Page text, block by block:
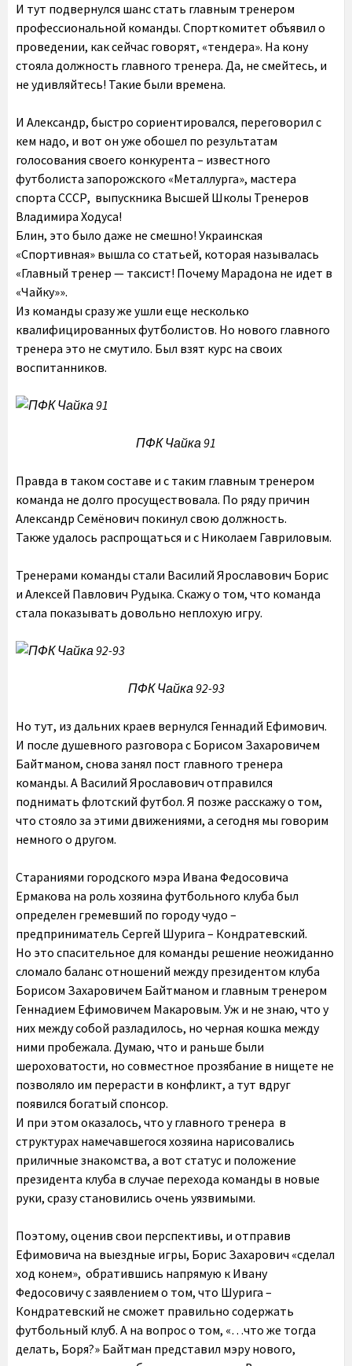
И тут подвернулся шанс стать главным тренером
профессиональной команды. Спорткомитет объявил о
проведении, как сейчас говорят, «тендера». На кону
стояла должность главного тренера. Да, не смейтесь, и
не удивляйтесь! Такие были времена.
И Александр, быстро сориентировался, переговорил с
кем надо, и вот он уже обошел по результатам
голосования своего конкурента – известного
футболиста запорожского «Металлурга», мастера
спорта СССР, выпускника Высшей Школы Тренеров
Владимира Ходуса!
Блин, это было даже не смешно! Украинская
«Спортивная» вышла со статьей, которая называлась
«Главный тренер — таксист! Почему Марадона не идет в
«Чайку»».
Из команды сразу же ушли еще несколько
квалифицированных футболистов. Но нового главного
тренера это не смутило. Был взят курс на своих
воспитанников.
ПФК Чайка 91
Правда в таком составе и с таким главным тренером
команда не долго просуществовала. По ряду причин
Александр Семёнович покинул свою должность.
Также удалось распрощаться и с Николаем Гавриловым.
Тренерами команды стали Василий Ярославович Борис
и Алексей Павлович Рудыка. Скажу о том, что команда
стала показывать довольно неплохую игру.
ПФК Чайка 92-93
Но тут, из дальних краев вернулся Геннадий Ефимович.
И после душевного разговора с Борисом Захаровичем
Байтманом, снова занял пост главного тренера
команды. А Василий Ярославович отправился
поднимать флотский футбол. Я позже расскажу о том,
что стояло за этими движениями, а сегодня мы говорим
немного о другом.
Стараниями городского мэра Ивана Федосовича
Ермакова на роль хозяина футбольного клуба был
определен гремевший по городу чудо –
предприниматель Сергей Шурига – Кондратевский.
Но это спасительное для команды решение неожиданно
сломало баланс отношений между президентом клуба
Борисом Захаровичем Байтманом и главным тренером
Геннадием Ефимовичем Макаровым. Уж и не знаю, что у
них между собой разладилось, но черная кошка между
ними пробежала. Думаю, что и раньше были
шероховатости, но совместное прозябание в нищете не
позволяло им перерасти в конфликт, а тут вдруг
появился богатый спонсор.
И при этом оказалось, что у главного тренера в
структурах намечавшегося хозяина нарисовались
приличные знакомства, а вот статус и положение
президента клуба в случае перехода команды в новые
руки, сразу становились очень уязвимыми.
Поэтому, оценив свои перспективы, и отправив
Ефимовича на выездные игры, Борис Захарович «сделал
ход конем», обратившись напрямую к Ивану
Федосовичу с заявлением о том, что Шурига –
Кондратевский не сможет правильно содержать
футбольный клуб. А на вопрос о том, «…что же тогда
делать, Боря?» Байтман представил мэру нового,